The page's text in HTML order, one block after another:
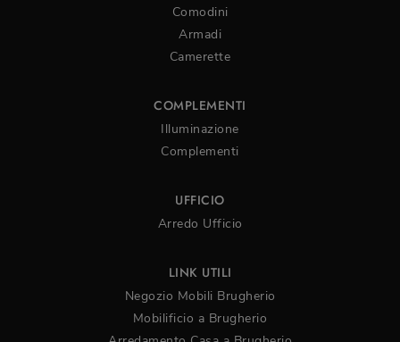
Comodini
Armadi
Camerette
COMPLEMENTI
Illuminazione
Complementi
UFFICIO
Arredo Ufficio
LINK UTILI
Negozio Mobili Brugherio
Mobilificio a Brugherio